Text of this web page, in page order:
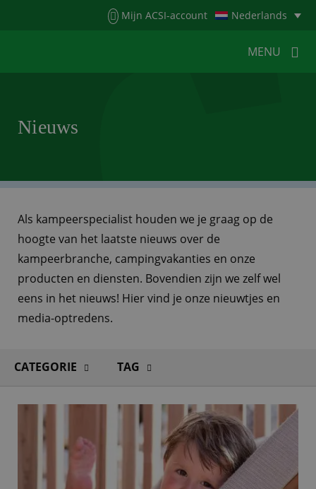
Mijn ACSI-account Nederlands
MENU
VOOR CAMPINGSKAMPEERNIEUWS
ACSI WEBSHOP WERKEN BIJ ACSI
CONTACT
Nieuws
Als kampeerspecialist houden we je graag op de
hoogte van het laatste nieuws over de
kampeerbranche, campingvakanties en onze
producten en diensten. Bovendien zijn we zelf wel
eens in het nieuws! Hier vind je onze nieuwtjes en
media-optredens.
CATEGORIE TAG